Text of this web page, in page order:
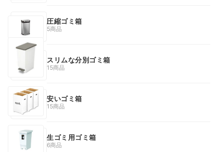
圧縮ゴミ箱
5商品
スリムな分別ゴミ箱
15商品
安いゴミ箱
15商品
生ゴミ用ゴミ箱
6商品